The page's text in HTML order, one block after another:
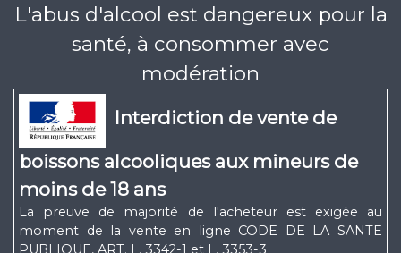
L'abus d'alcool est dangereux pour la
santé, à consommer avec
modération
Interdiction de vente de
boissons alcooliques aux mineurs de
moins de 18 ans
La preuve de majorité de l'acheteur est exigée au
moment de la vente en ligne CODE DE LA SANTE
PUBLIQUE, ART. L. 3342-1 et L. 3353-3